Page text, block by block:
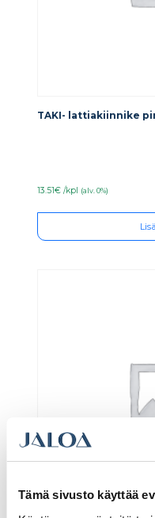
Tämä sivusto käyttää
TAKI- lattiakiinnike
13.51€ /kpl (alv. 0%)